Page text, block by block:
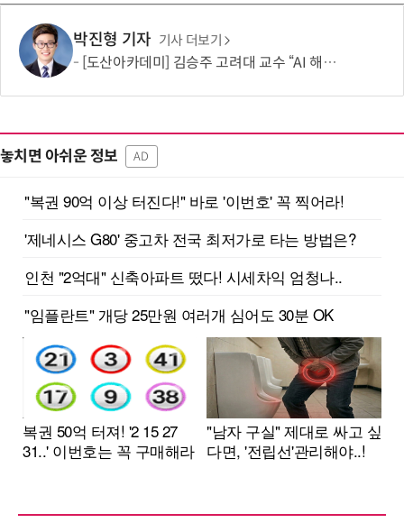
박진형 기자 기사 더보기
[도산아카데미] 김승주 고려대 교수 “AI 해킹은 AI로 막아야…망분리 정책 바꿔야”
놓치면 아쉬운 정보 AD